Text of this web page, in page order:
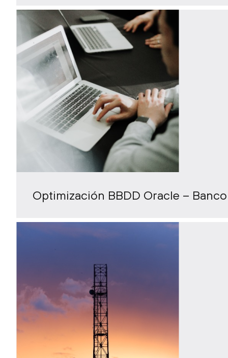
Optimización BBDD Oracle –